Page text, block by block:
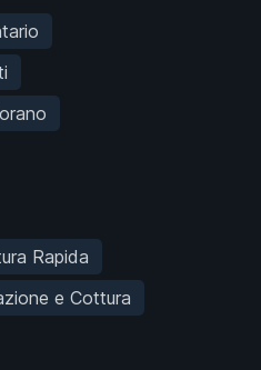
Rapida
e Cottura